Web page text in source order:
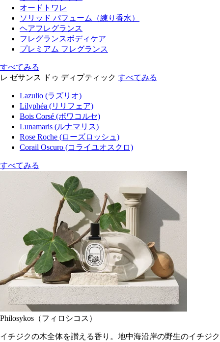
オードトワレ
ソリッド パフューム（練り香水）
ヘアフレグランス
フレグランスボディケア
プレミアム フレグランス
すべてみる
レ ゼサンス ドゥ ディプティック すべてみる
Lazulio (ラズリオ)
Lilyphéa (リリフェア)
Bois Corsé (ボワコルセ)
Lunamaris (ルナマリス)
Rose Roche (ローズロッシュ)
Corail Oscuro (コライユオスクロ)
すべてみる
Philosykos（フィロシコス）
イチジクの木全体を讃える香り。地中海沿岸の野生のイチジク